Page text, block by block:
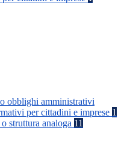
obblighi amministrativi
per cittadini e imprese 1
struttura analoga 11